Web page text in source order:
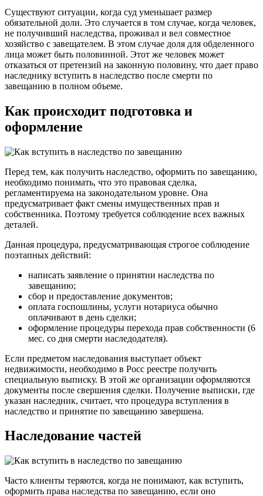
Существуют ситуации, когда суд уменьшает размер
обязательной доли. Это случается в том случае, когда человек,
не получивший наследства, проживал и вел совместное
хозяйство с завещателем. В этом случае доля для обделенного
лица может быть половинной. Этот же человек может
отказаться от претензий на законную половину, что дает право
наследнику вступить в наследство после смерти по
завещанию в полном объеме.
Как происходит подготовка и
оформление
Перед тем, как получить наследство, оформить по завещанию,
необходимо понимать, что это правовая сделка,
регламентируема на законодательном уровне. Она
предусматривает факт смены имущественных прав и
собственника. Поэтому требуется соблюдение всех важных
деталей.
Данная процедура, предусматривающая строгое соблюдение
поэтапных действий:
написать заявление о принятии наследства по
завещанию;
сбор и предоставление документов;
оплата госпошлины, услуги нотариуса обычно
оплачивают в день сделки;
оформление процедуры перехода прав собственности (6
мес. со дня смерти наследодателя).
Если предметом наследования выступает объект
недвижимости, необходимо в Росс реестре получить
специальную выписку. В этой же организации оформляются
документы после свершения сделки. Получение выписки, где
указан наследник, считает, что процедура вступления в
наследство и принятие по завещанию завершена.
Наследование частей
Часто клиенты теряются, когда не понимают, как вступить,
оформить права наследства по завещанию, если оно